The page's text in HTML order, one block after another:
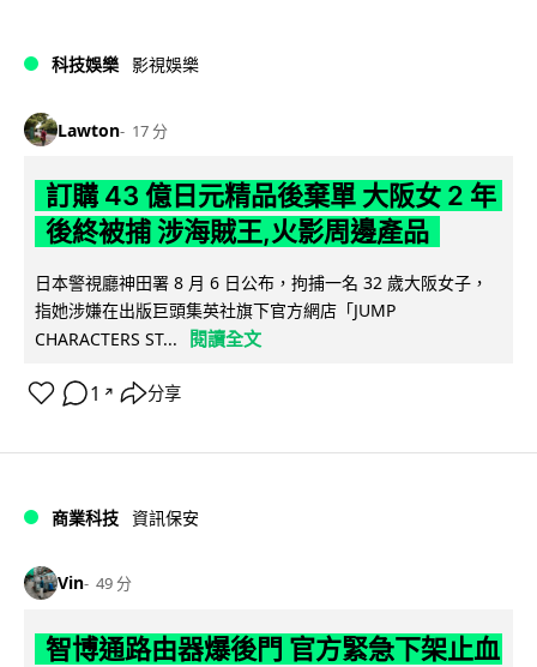
科技娛樂 影視娛樂
Lawton 17 分
訂購 43 億日元精品後棄單 大阪女 2 年
後終被捕 涉海賊王,火影周邊產品
日本警視廳神田署 8 月 6 日公布，拘捕一名 32 歲大阪女子，
指她涉嫌在出版巨頭集英社旗下官方網店「JUMP
CHARACTERS ST...
閱讀全文
1 ↗ 分享
商業科技 資訊保安
Vin 49 分
智博通路由器爆後門 官方緊急下架止血